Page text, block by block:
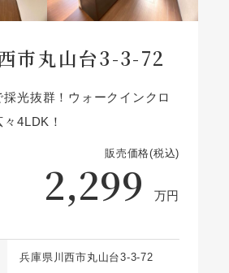
市丸山台3-3-72
光抜群！ウォークインクロ
4LDK！
販売価格(税込)
2,299 万円
兵庫県川西市丸山台3-3-72